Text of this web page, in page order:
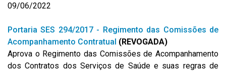
09/06/2022
Portaria SES 294/2017 - Regimento das Comissões de
Acompanhamento Contratual (REVOGADA)
Aprova o Regimento das Comissões de Acompanhamento
dos Contratos dos Serviços de Saúde e suas regras de